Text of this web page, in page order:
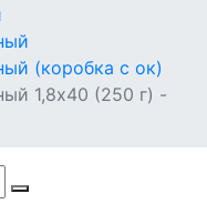
(коробка с ок)
1,8х40 (250 г) -